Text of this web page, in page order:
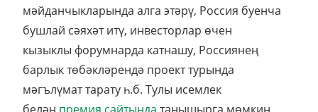
мәйданчыкларында алга этәрү, Россия буенча
бушлай сәяхәт итү, инвесторлар өчен
кызыклы форумнарда катнашу, Россиянең
барлык төбәкләрендә проект турында
мәгълүмат тарату һ.б. Тулы исемлек